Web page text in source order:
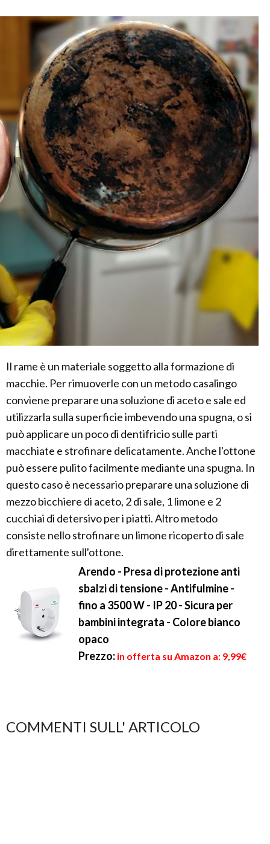
Il rame è un materiale soggetto alla formazione di
macchie. Per rimuoverle con un metodo casalingo
conviene preparare una soluzione di aceto e sale ed
utilizzarla sulla superficie imbevendo una spugna, o si
può applicare un poco di dentifricio sulle parti
macchiate e strofinare delicatamente. Anche l'ottone
può essere pulito facilmente mediante una spugna. In
questo caso è necessario preparare una soluzione di
mezzo bicchiere di aceto, 2 di sale, 1 limone e 2
cucchiai di detersivo per i piatti. Altro metodo
consiste nello strofinare un limone ricoperto di sale
direttamente sull'ottone.
Arendo - Presa di protezione anti
sbalzi di tensione - Antifulmine -
fino a 3500 W - IP 20 - Sicura per
bambini integrata - Colore bianco
opaco
Prezzo: in offerta su Amazon a: 9,99€
COMMENTI SULL' ARTICOLO